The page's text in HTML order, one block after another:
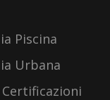
Piscina
Urbana